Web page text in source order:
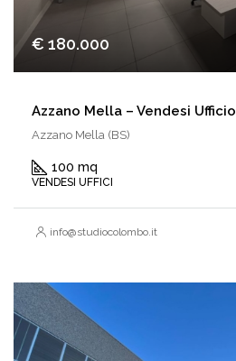
€ 180.000
Azzano Mella – Vendesi Ufficio
Azzano Mella (BS)
100 mq
VENDESI UFFICI
info@studiocolombo.it